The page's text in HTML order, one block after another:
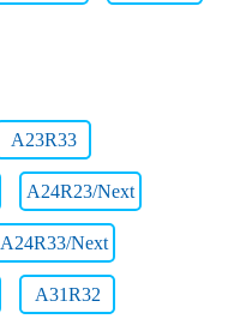
A23R33
A24R23/Next
A24R33/Next
A31R32